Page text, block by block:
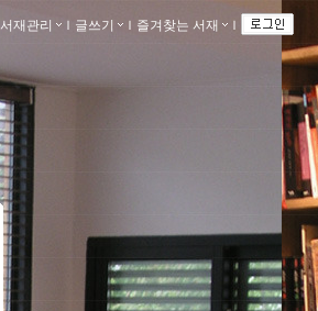
서재관리 ｌ 글쓰기 ｌ 즐겨찾는 서재 ｌ